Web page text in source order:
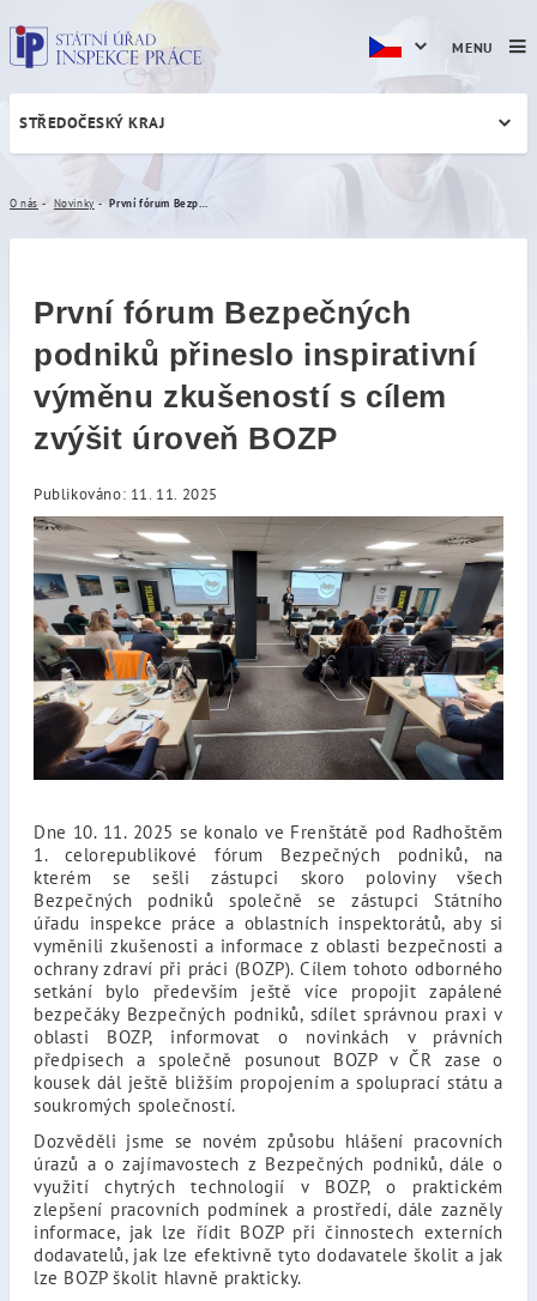
První fórum Bezpečných
STŘEDOČESKÝ KRAJ
O nás Novinky
První fórum Bezpečných
podniků přineslo inspirativní
výměnu zkušeností s cílem
zvýšit úroveň BOZP
Publikováno: 11. 11. 2025
Dne 10. 11. 2025 se konalo ve Frenštátě pod Radhoštěm
1. celorepublikové fórum Bezpečných podniků, na
kterém se sešli zástupci skoro poloviny všech
Bezpečných podniků společně se zástupci Státního
úřadu inspekce práce a oblastních inspektorátů, aby si
vyměnili zkušenosti a informace z oblasti bezpečnosti a
ochrany zdraví při práci (BOZP). Cílem tohoto odborného
setkání bylo především ještě více propojit zapálené
bezpečáky Bezpečných podniků, sdílet správnou praxi v
oblasti BOZP, informovat o novinkách v právních
předpisech a společně posunout BOZP v ČR zase o
kousek dál ještě bližším propojením a spoluprací státu a
soukromých společností.
Dozvěděli jsme se novém způsobu hlášení pracovních
úrazů a o zajímavostech z Bezpečných podniků, dále o
využití chytrých technologií v BOZP, o praktickém
zlepšení pracovních podmínek a prostředí, dále zazněly
informace, jak lze řídit BOZP při činnostech externích
dodavatelů, jak lze efektivně tyto dodavatele školit a jak
lze BOZP školit hlavně prakticky.
MENU